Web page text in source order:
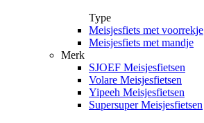
Type
Meisjesfiets met voorrekje
Meisjesfiets met mandje
Merk
SJOEF Meisjesfietsen
Volare Meisjesfietsen
Yipeeh Meisjesfietsen
Supersuper Meisjesfietsen